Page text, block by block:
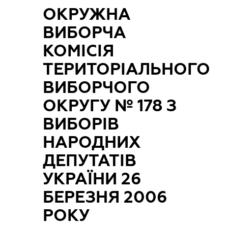
ОКРУЖНА
ВИБОРЧА
КОМІСІЯ
ТЕРИТОРІАЛЬНОГО
ВИБОРЧОГО
ОКРУГУ № 178 З
ВИБОРІВ
НАРОДНИХ
ДЕПУТАТІВ
УКРАЇНИ 26
БЕРЕЗНЯ 2006
РОКУ